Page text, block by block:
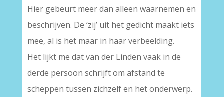
Hier gebeurt meer dan alleen waarnemen en
beschrijven. De ‘zij’ uit het gedicht maakt iets
mee, al is het maar in haar verbeelding.
Het lijkt me dat van der Linden vaak in de
derde persoon schrijft om afstand te
scheppen tussen zichzelf en het onderwerp.